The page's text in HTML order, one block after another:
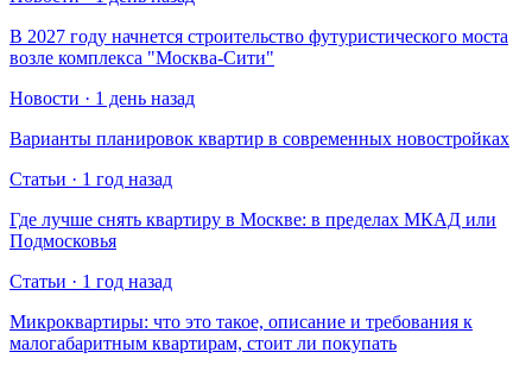
В 2027 году начнется строительство футуристического моста
возле комплекса "Москва-Сити"
Новости · 1 день назад
Варианты планировок квартир в современных новостройках
Статьи · 1 год назад
Где лучше снять квартиру в Москве: в пределах МКАД или
Подмосковья
Статьи · 1 год назад
Микроквартиры: что это такое, описание и требования к
малогабаритным квартирам, стоит ли покупать